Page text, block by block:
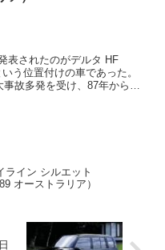
表されたのがデルタ HF
う位置付けの車であった。
故多発を受け、87年から
ライン シルエット
オーストラリア）